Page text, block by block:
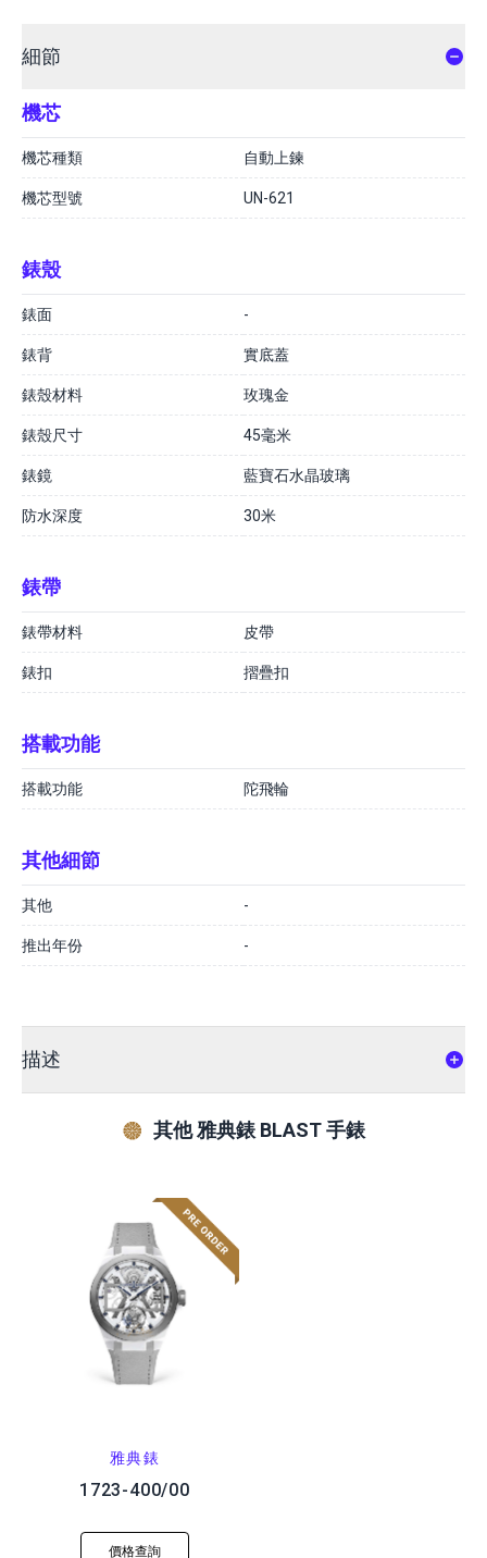
細節
機芯
機芯種類 自動上鍊
機芯型號 UN-621
錶殼
錶面 -
錶背 實底蓋
錶殼材料 玫瑰金
錶殼尺寸 45毫米
錶鏡 藍寶石水晶玻璃
防水深度 30米
錶帶
錶帶材料 皮帶
錶扣 摺疊扣
搭載功能
搭載功能 陀飛輪
其他細節
其他 -
推出年份 -
描述
其他 雅典錶 BLAST 手錶
雅典錶
1723-400/00
價格查詢